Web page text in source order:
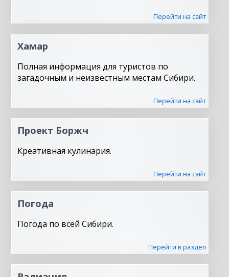
Перейти на сайт
Хамар
Полная информация для туристов по
загадочным и неизвестным местам Сибири.
Перейти на сайт
Проект Боржч
Креативная кулинария.
Перейти на сайт
Погода
Погода по всей Сибири.
Перейти в раздел